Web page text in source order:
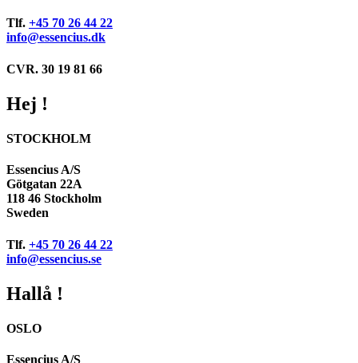
Tlf. +45 70 26 44 22
info@essencius.dk
CVR. 30 19 81 66
Hej !
STOCKHOLM
Essencius A/S
Götgatan 22A
118 46 Stockholm
Sweden
Tlf. +45 70 26 44 22
info@essencius.se
Hallå !
OSLO
Essencius A/S